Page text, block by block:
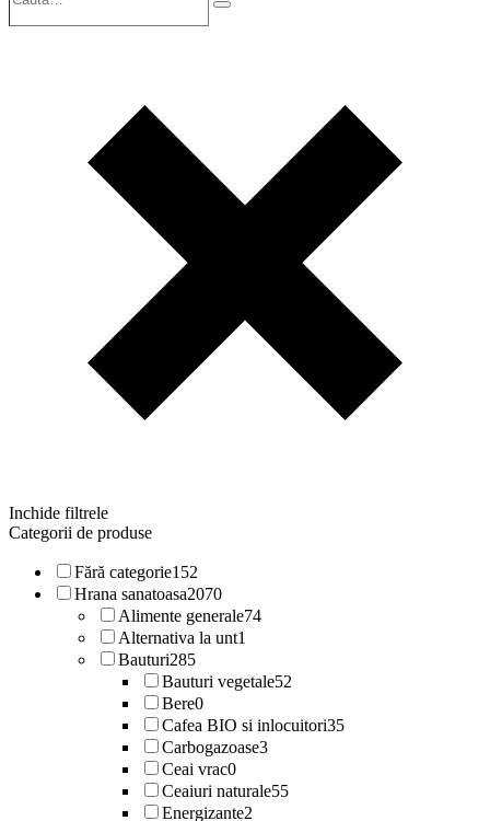
Search
Inchide filtrele
Categorii de produse
Fără categorie152
Hrana sanatoasa2070
Alimente generale74
Alternativa la unt1
Bauturi285
Bauturi vegetale52
Bere0
Cafea BIO si inlocuitori35
Carbogazoase3
Ceai vrac0
Ceaiuri naturale55
Energizante2